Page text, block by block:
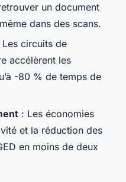
un document
dans des scans.
Les circuits de
accélèrent les
-80 % de temps de
: Les économies
et la réduction des
en moins de deux